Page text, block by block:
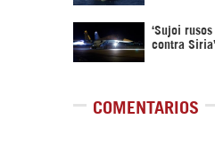
‘Sujoi
contra Siria’
COMENTARIOS